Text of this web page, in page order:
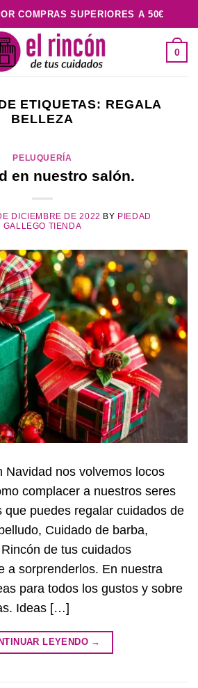
COMPRAS SUPERIORES A 50€
0
ETIQUETAS: REGALA
BELLEZA
PELUQUERÍA
en nuestro salón.
DICIEMBRE DE 2022 BY PIEDAD
GALLEGO TIENDA
Navidad nos volvemos locos
complacer a nuestros seres
puedes regalar cuidados de
Cuidado de barba,
de tus cuidados
a sorprenderlos. En nuestra
para todos los gustos y sobre
Ideas […]
LEYENDO →